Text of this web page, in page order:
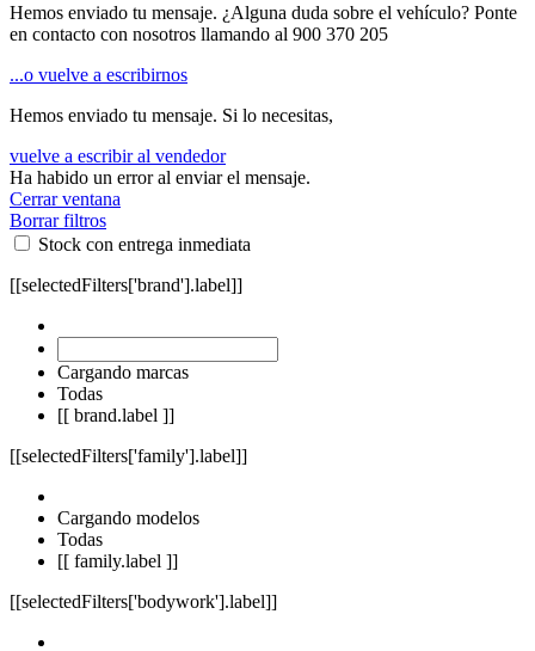
Hemos enviado tu mensaje. ¿Alguna duda sobre el vehículo? Ponte
en contacto con nosotros llamando al 900 370 205
...o vuelve a escribirnos
Hemos enviado tu mensaje. Si lo necesitas,
vuelve a escribir al vendedor
Ha habido un error al enviar el mensaje.
Cerrar ventana
Borrar filtros
Stock con entrega inmediata
[[selectedFilters['brand'].label]]
Cargando marcas
Todas
[[ brand.label ]]
[[selectedFilters['family'].label]]
Cargando modelos
Todas
[[ family.label ]]
[[selectedFilters['bodywork'].label]]